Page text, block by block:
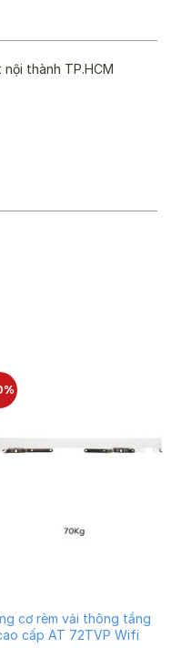
thành TP.HCM
cơ rèm vải thông tầng
cấp AT 72TVP Wifi